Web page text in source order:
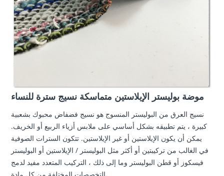
موضة بوليستر الإيلاستين متماسكة نسيج سترة للنساء
نسيج العرق من البوليستر المنسوج هو نسيج فضفاض محبوك بشعبية
كبيرة ، يتم تطبيقه بشكل أساسي على ملابس أزياء الربيع أو الخريف.
يمكن أن يكون الإيلاستين أو غير الإيلاستين. تتكون السترات الصوفية
في الغالب من تركيبتين أو أكثر مثل البوليستر / الإيلاستين أو البوليستر
فيسكوز أو قطن البوليستر وما إلى ذلك ، التركيب المتعدد مفيد لدمج